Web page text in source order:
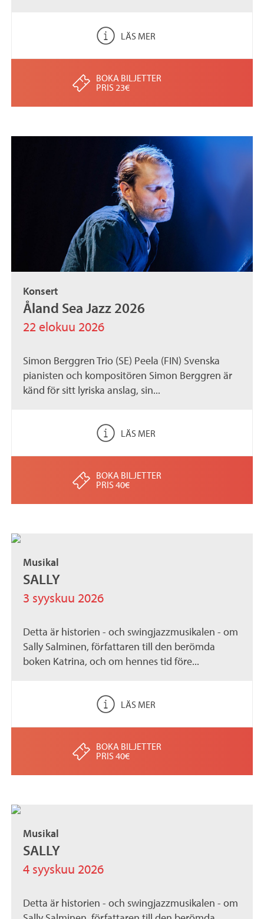
LÄS MER
BOKA BILJETTER
PRIS 23€
Konsert
Åland Sea Jazz 2026
22 elokuu 2026
Simon Berggren Trio (SE) Peela (FIN) Svenska
pianisten och kompositören Simon Berggren är
känd för sitt lyriska anslag, sin...
LÄS MER
BOKA BILJETTER
PRIS 40€
Musikal
SALLY
3 syyskuu 2026
Detta är historien - och swingjazzmusikalen - om
Sally Salminen, författaren till den berömda
boken Katrina, och om hennes tid före...
LÄS MER
BOKA BILJETTER
PRIS 40€
Musikal
SALLY
4 syyskuu 2026
Detta är historien - och swingjazzmusikalen - om